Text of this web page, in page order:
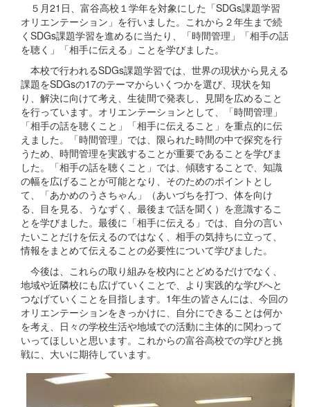
５月21日、富谷高校１学年を対象にした「SDGs課題学習
オリエンテーション」を行いました。これから２年生まで続
くSDGs課題学習を進めるに当たり、「時間管理」「相手の話
を聴く」「相手に伝える」ことを学びました。
本校で行われるSDGs課題学習では、世界の現状から見える
課題をSDGsの17のテーマからいくつかを選び、現状を知
り、解決に向けて考え、生徒間で発表し、見聞を広めること
を行っています。オリエンテーションとして、「時間管理」
「相手の話を聴くこと」「相手に伝えること」を重点的に伝
えました。「時間管理」では、限られた時間の中で探究を行
うため、時間管理を実践することが重要であることを学びま
した。「相手の話を聴くこと」では、傾聴することで、知識
の幅を広げることが可能となり、そのためのポイントとし
て、「あかめのうさちゃん」（あいづちを打つ、体を向け
る、目を見る、うなずく、最後まで話を聞く）を意識するこ
とを学びました。最後に「相手に伝える」では、自分の言い
たいことだけを伝えるのではなく、相手の気持ちに立って、
情報をまとめて伝えることの必要性について学びました。
今後は、これらの取り組みを校内にとどめるだけでなく、
地域や近隣校にも広げていくことで、より実践的な学びへと
つなげていくことを目指します。1年生の皆さんには、今回の
オリエンテーションをきっかけに、自分にできることは何か
を考え、日々の学校生活や地域での活動に主体的に関わって
いってほしいと思います。これからの富谷高校での学びと挑
戦に、大いに期待しています。